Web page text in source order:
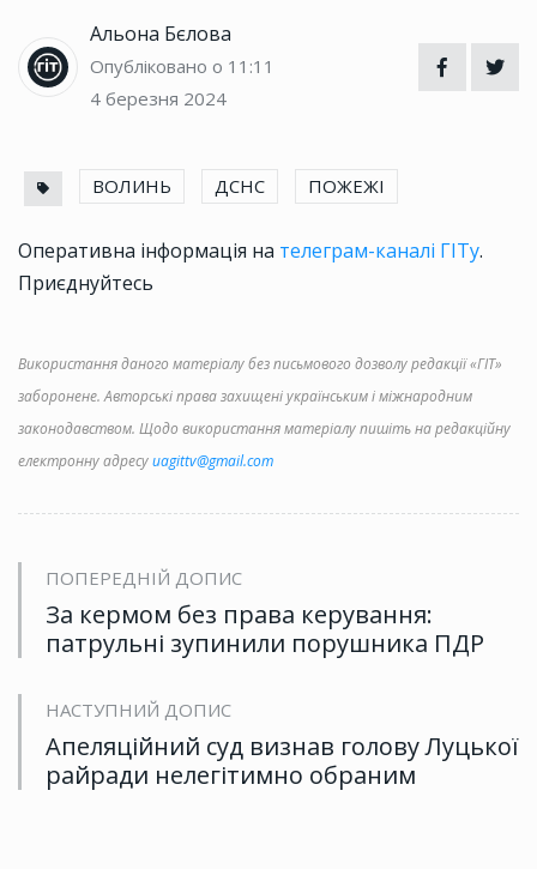
Альона Бєлова
Опубліковано о 11:11
4 березня 2024
ВОЛИНЬ ДСНС ПОЖЕЖІ
Оперативна інформація на телеграм-каналі ГІТу.
Приєднуйтесь
Використання даного матеріалу без письмового дозволу редакції «ГІТ»
заборонене. Авторські права захищені українським і міжнародним
законодавством. Щодо використання матеріалу пишіть на редакційну
електронну адресуuagittv@gmail.com
ПОПЕРЕДНІЙ ДОПИС
За кермом без права керування:
патрульні зупинили порушника ПДР
НАСТУПНИЙ ДОПИС
Апеляційний суд визнав голову Луцької
райради нелегітимно обраним